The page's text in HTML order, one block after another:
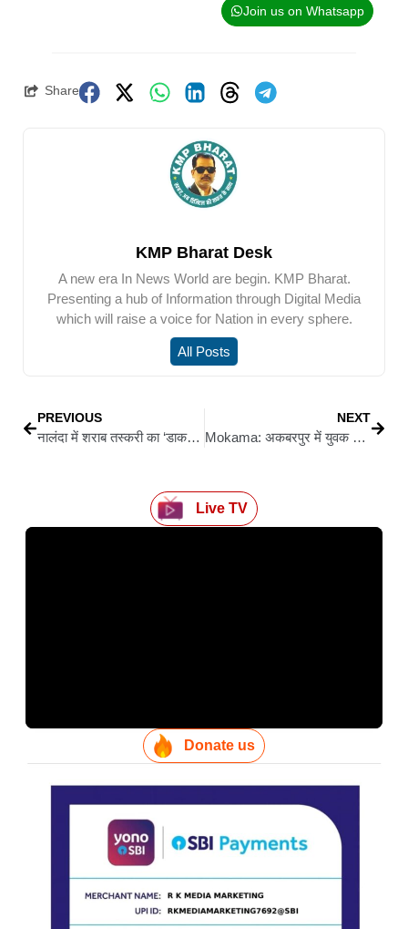
Join us on Whatsapp
Share
KMP Bharat Desk
A new era In News World are begin. KMP Bharat.
Presenting a hub of Information through Digital Media
which will raise a voice for Nation in every sphere.
All Posts
PREVIOUS
नालंदा में शराब तस्करी का ‘डाक पार्सल’ खेल फेलफोरलेन चौराहा पर पुलिस की सटीक कार्रवाई, 3062 बोतल इंग्लिश शराब जब्त—दो तस्कर गिरफ्तार
NEXT
Mokama: अकबरपुर में युवक की गला रेतकर हत्या: न्याय की मांग को लेकर सैकड़ों ग्रामीणों का कैंडल मार्च, आरोपी को फांसी की सजा देने की गुहार
Live TV
Donate us